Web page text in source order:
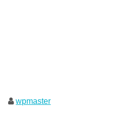
wpmaster